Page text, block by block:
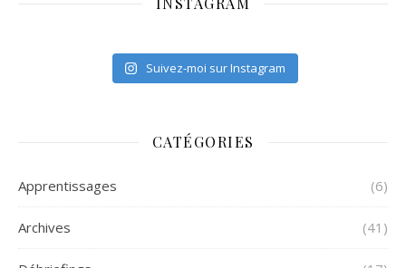
Suivez-moi sur Instagram
CATÉGORIES
Apprentissages (6)
Archives (41)